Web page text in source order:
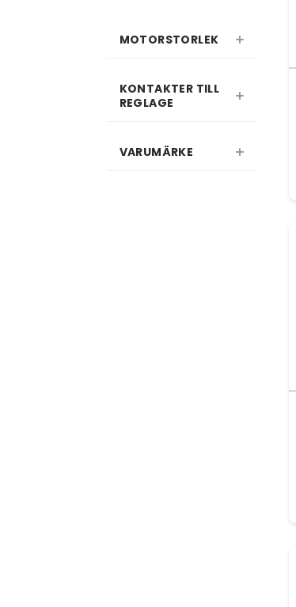
MOTORSTORLEK
KONTAKTER TILL
REGLAGE
VARUMÄRKE